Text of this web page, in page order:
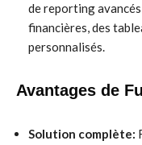
de reporting
financières, des
personnalisés.
Avantages de
Solution complète: